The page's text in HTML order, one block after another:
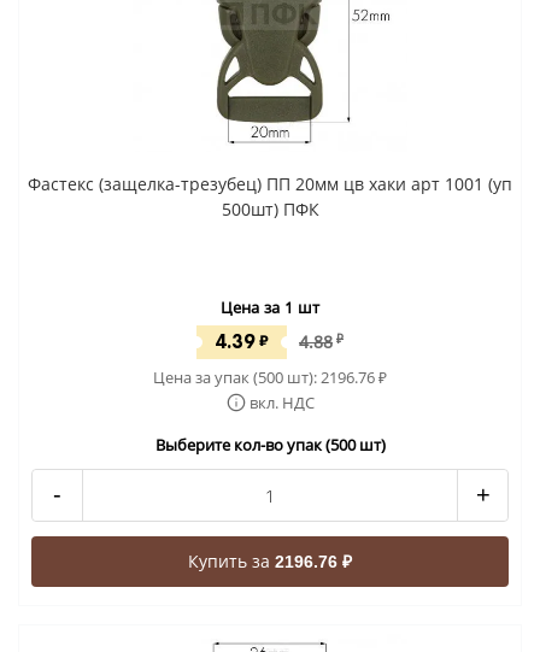
Фастекс (защелка-трезубец) ПП 20мм цв хаки арт 1001 (уп
500шт) ПФК
Цена за 1 шт
4.39₽ 4.88 ₽
Цена за упак (500 шт):2196.76₽
вкл. НДС
Выберите кол-во упак (500 шт)
- +
Купить за 2196.76 ₽